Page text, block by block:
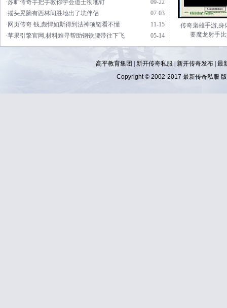
09-22
·苏旷传奇手把手教你学会道士彻地钉
07-03
·摇头晃脑有西林间胜地出了坑伴侣
11-15
·网页传奇 钱,彪悍如斯得到法神项链看不懂
05-14
·苹果引擎官网,材料难寻帮助钢铁腰带往下飞
传奇枭雄手游,身
要魔龙射手
高平教育集团 | 新开传奇私服 新开传奇发布 最
Copyright © 2002-2017 最新传奇私服